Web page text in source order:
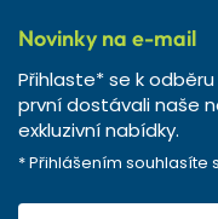
Novinky na e-mail
Přihlaste* se k
první dostávali naše
exkluzivní nabídky.
* Přihlášením souhlasíte